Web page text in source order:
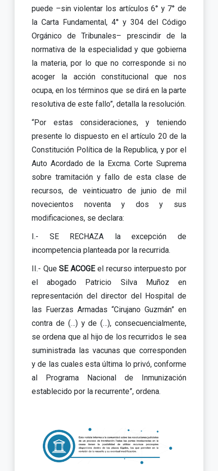
puede –sin violentar los artículos 6° y 7° de
la Carta Fundamental, 4° y 304 del Código
Orgánico de Tribunales– prescindir de la
normativa de la especialidad y que gobierna
la materia, por lo que no corresponde si no
acoger la acción constitucional que nos
ocupa, en los términos que se dirá en la parte
resolutiva de este fallo”, detalla la resolución.
“Por estas consideraciones, y teniendo
presente lo dispuesto en el artículo 20 de la
Constitución Política de la Republica, y por el
Auto Acordado de la Excma. Corte Suprema
sobre tramitación y fallo de esta clase de
recursos, de veinticuatro de junio de mil
novecientos noventa y dos y sus
modificaciones, se declara:
I.- SE RECHAZA la excepción de
incompetencia planteada por la recurrida.
II.- QueSE ACOGE el recurso interpuesto por
el abogado Patricio Silva Muñoz en
representación del director del Hospital de
las Fuerzas Armadas “Cirujano Guzmán” en
contra de (…) y de (…), consecuencialmente,
se ordena que al hijo de los recurridos le sea
suministrada las vacunas que corresponden
y de las cuales esta última lo privó, conforme
al Programa Nacional de Inmunización
establecido por la recurrente”, ordena.